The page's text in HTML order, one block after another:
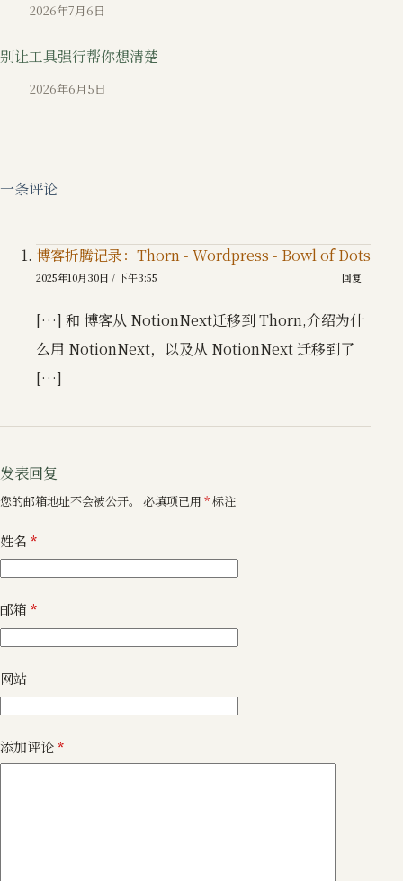
2026年7月6日
别让工具强行帮你想清楚
2026年6月5日
一条评论
博客折腾记录：Thorn - Wordpress - Bowl of Dots
2025年10月30日 / 下午3:55 回复
[…] 和 博客从 NotionNext迁移到 Thorn,介绍为什
么用 NotionNext，以及从 NotionNext 迁移到了
[…]
发表回复
您的邮箱地址不会被公开。 必填项已用 *标注
姓名 *
邮箱 *
网站
添加评论*